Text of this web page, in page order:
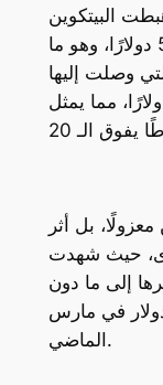
البيتكوين
بنسبة 5.42% لتصل إلى 57,328 دولارًا، وهو ما
وصلت إليها
ستة أسابيع عند 73,797.68 دولارًا، مما يمثل
بل أثر
حيث شهدت
ليصل سعرها إلى ما دون
دولار بعدما تجاوزت 4,000 دولار في مارس
الماضي.